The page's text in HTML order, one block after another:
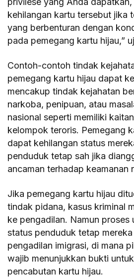
kehilangan kartu tersebut jika
yang berbenturan dengan
pada pemegang kartu hijau,”
Contoh-contoh tindak
pemegang kartu hijau dapat
mencakup tindak kejahatan
narkoba, penipuan, atau
nasional seperti memiliki
kelompok teroris. Pemegang
dapat kehilangan status
penduduk tetap sah jika
ancaman terhadap keamanan
Jika pemegang kartu hijau
tindak pidana, kasus kriminal
ke pengadilan. Namun proses
status penduduk tetap
pengadilan imigrasi, di mana
wajib menunjukkan bukti
pencabutan kartu hijau.